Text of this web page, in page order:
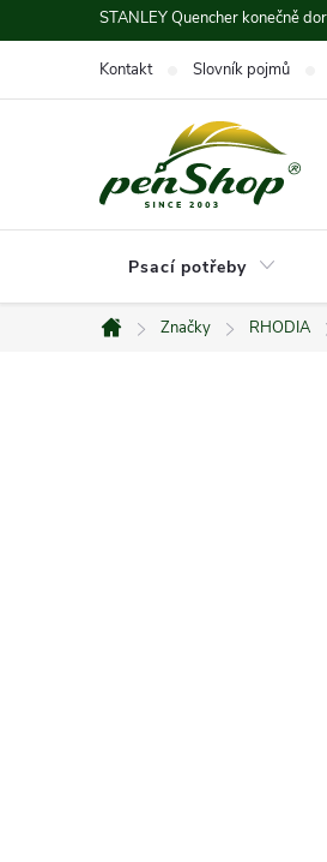
na
STANLEY Quencher konečně
Kontakt Slovník pojmů
Psací potřeby
Domů
Značky RHODIA